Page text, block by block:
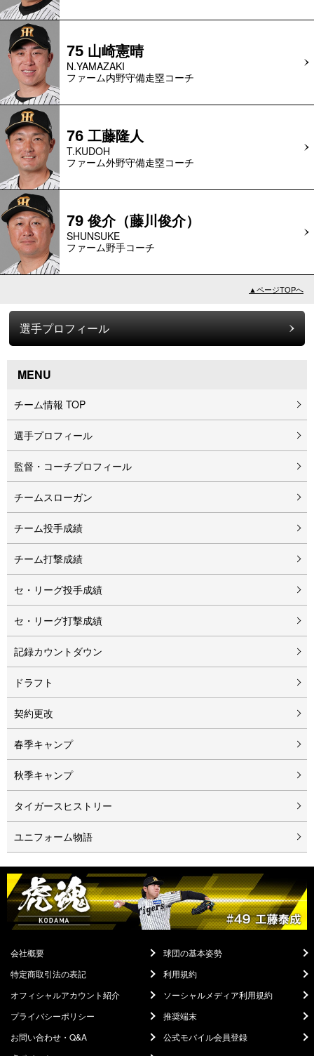
75 山崎憲晴
N.YAMAZAKI
ファーム内野守備走塁コーチ
76 工藤隆人
T.KUDOH
ファーム外野守備走塁コーチ
79 俊介（藤川俊介）
SHUNSUKE
ファーム野手コーチ
▲ページTOPへ
選手プロフィール
MENU
チーム情報 TOP
選手プロフィール
監督・コーチプロフィール
チームスローガン
チーム投手成績
チーム打撃成績
セ・リーグ投手成績
セ・リーグ打撃成績
記録カウントダウン
ドラフト
契約更改
春季キャンプ
秋季キャンプ
タイガースヒストリー
ユニフォーム物語
会社概要
球団の基本姿勢
特定商取引法の表記
利用規約
オフィシャルアカウント紹介
ソーシャルメディア利用規約
プライバシーポリシー
推奨端末
お問い合わせ・Q&A
公式モバイル会員登録